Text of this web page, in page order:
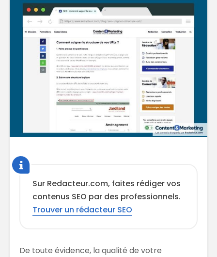
Sur Redacteur.com, faites rédiger vos
contenus SEO par des professionnels.
Trouver un rédacteur SEO
De toute évidence, la qualité de votre